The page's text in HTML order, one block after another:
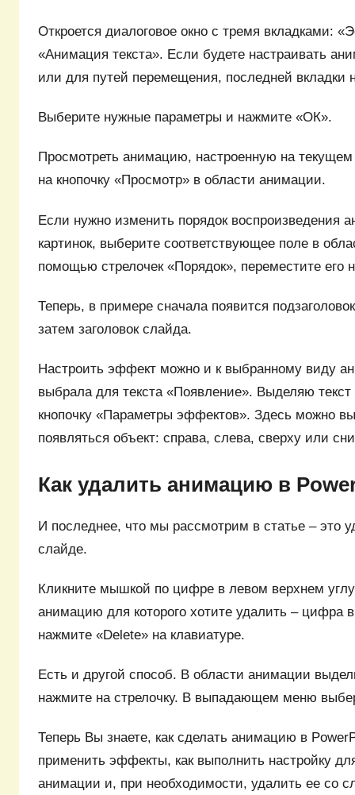
Откроется диалоговое окно с тремя вкладками:
«Анимация текста». Если будете настраивать
или для путей перемещения, последней вкладки
Выберите нужные параметры и нажмите «ОК».
Просмотреть анимацию, настроенную на
на кнопочку «Просмотр» в области анимации.
Если нужно изменить порядок воспроизведения
картинок, выберите соответствующее поле в
помощью стрелочек «Порядок», переместите его
Теперь, в примере сначала появится
затем заголовок слайда.
Настроить эффект можно и к выбранному виду
выбрала для текста «Появление». Выделяю
кнопочку «Параметры эффектов». Здесь можно
появляться объект: справа, слева, сверху или
Как удалить анимацию в
И последнее, что мы рассмотрим в статье – это
слайде.
Кликните мышкой по цифре в левом верхнем углу
анимацию для которого хотите удалить – цифра
нажмите «Delete» на клавиатуре.
Есть и другой способ. В области анимации
нажмите на стрелочку. В выпадающем меню
Теперь Вы знаете, как сделать анимацию в
применить эффекты, как выполнить настройку
анимации и, при необходимости, удалить ее со